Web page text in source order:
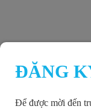
ĐĂNG
Để được mời đến